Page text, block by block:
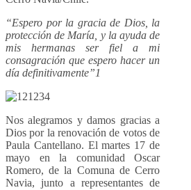
“Espero por la gracia de Dios, la
protección de María, y la ayuda de
mis hermanas ser fiel a mi
consagración que espero hacer un
día definitivamente”1
Nos alegramos y damos gracias a
Dios por la renovación de votos de
Paula Cantellano. El martes 17 de
mayo en la comunidad Oscar
Romero, de la Comuna de Cerro
Navia, junto a representantes de